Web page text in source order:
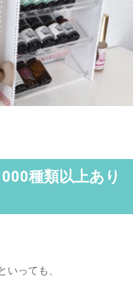
種類以上あり
っても、